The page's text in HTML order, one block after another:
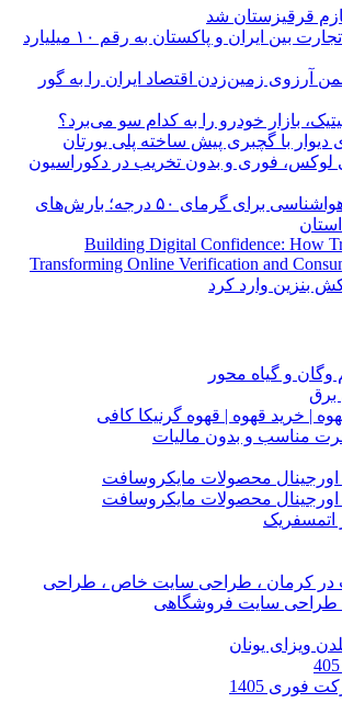
قرقیزستان شد
افزایش حجم تجارت بین ایران و پاکستان به رقم ۱۰ میلیارد
آرزوی زمین‌زدن اقتصاد ایران را به گور
بازار خودرو را به کدام سو می‌برد؟
دیوار با گچبری پیش ساخته پلی یورتان
لوکس، فوری و بدون تخریب در دکوراسیون
هشدار قرمز هواشناسی برای گرمای ۵۰ درجه؛ بارش‌های
Building Digital Confidence: How
Transforming Online Verification and
بنزین وارد کرد
وگان و گیاه محور
| خرید قهوه | قهوه گرنیکا کافی
مناسب و بدون مالیات
محصولات مایکروسافت
محصولات مایکروسافت
اتمسفریک
کرمان ، طراحی سایت خاص ، طراحی
طراحی سایت فروشگاهی
ویزای یونان
فوری 1405